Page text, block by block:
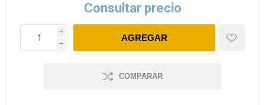
Consultar precio
i
h
COMPARAR